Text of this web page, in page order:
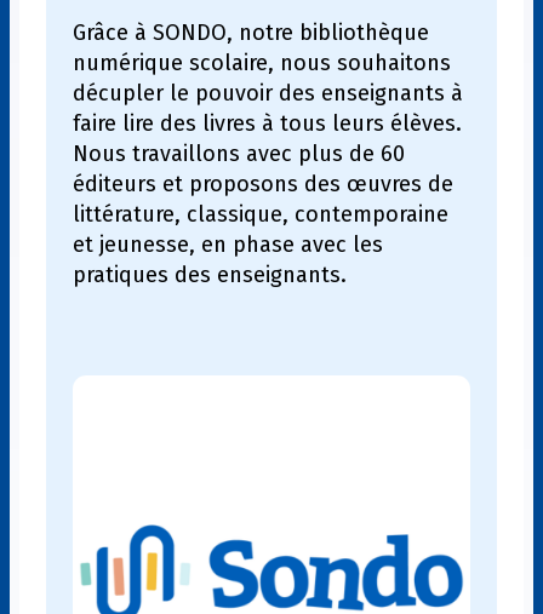
Grâce à SONDO, notre bibliothèque
numérique scolaire, nous souhaitons
décupler le pouvoir des enseignants à
faire lire des livres à tous leurs élèves.
Nous travaillons avec plus de 60
éditeurs et proposons des œuvres de
littérature, classique, contemporaine
et jeunesse, en phase avec les
pratiques des enseignants.